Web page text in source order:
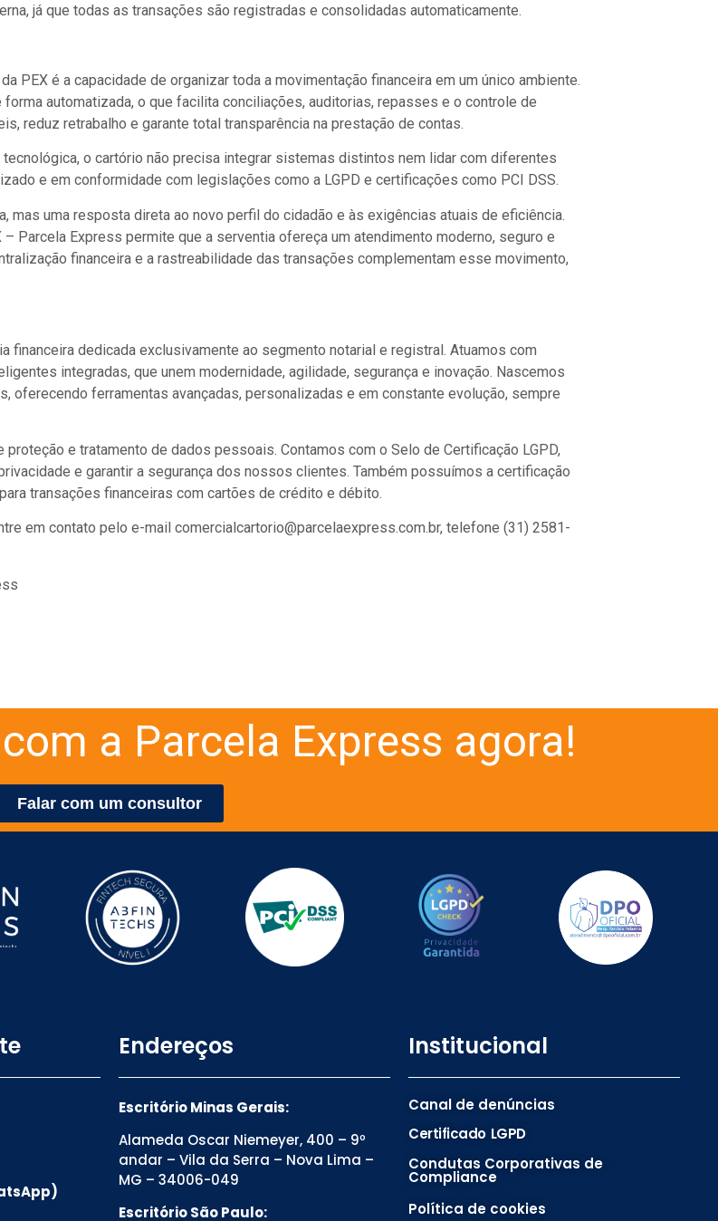
já que todas as transações são registradas e consolidadas automaticamente.
PEX é a capacidade de organizar toda a movimentação financeira em um único ambiente.
automatizada, o que facilita conciliações, auditorias, repasses e o controle de
reduz retrabalho e garante total transparência na prestação de contas.
o cartório não precisa integrar sistemas distintos nem lidar com diferentes
e em conformidade com legislações como a LGPD e certificações como PCI DSS.
mas uma resposta direta ao novo perfil do cidadão e às exigências atuais de eficiência.
Parcela Express permite que a serventia ofereça um atendimento moderno, seguro e
financeira e a rastreabilidade das transações complementam esse movimento,
financeira dedicada exclusivamente ao segmento notarial e registral. Atuamos com
integradas, que unem modernidade, agilidade, segurança e inovação. Nascemos
oferecendo ferramentas avançadas, personalizadas e em constante evolução, sempre
e tratamento de dados pessoais. Contamos com o Selo de Certificação LGPD,
e garantir a segurança dos nossos clientes. Também possuímos a certificação
transações financeiras com cartões de crédito e débito.
em contato pelo e-mail comercialcartorio@parcelaexpress.com.br, telefone (31) 2581-
a Parcela Express agora!
Falar com um consultor
Endereços
Escritório Minas Gerais:
Alameda Oscar Niemeyer, 400 – 9º
andar – Vila da Serra – Nova Lima –
MG – 34006-049
Escritório São Paulo:
Institucional
Canal de denúncias
Certificado LGPD
Condutas Corporativas de
Compliance
Política de cookies